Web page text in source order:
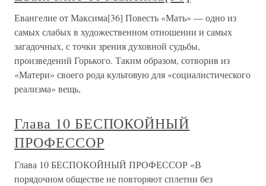
Евангелие от Максима[36] Повесть «Мать» — одно из
самых слабых в художественном отношении и самых
загадочных, с точки зрения духовной судьбы,
произведений Горького. Таким образом, сотворив из
«Матери» своего рода культовую для «социалистического
реализма» вещь,
Глава 10 БЕСПОКОЙНЫЙ
ПРОФЕССОР
Глава 10 БЕСПОКОЙНЫЙ ПРОФЕССОР «В
порядочном обществе не повторяют сплетни без